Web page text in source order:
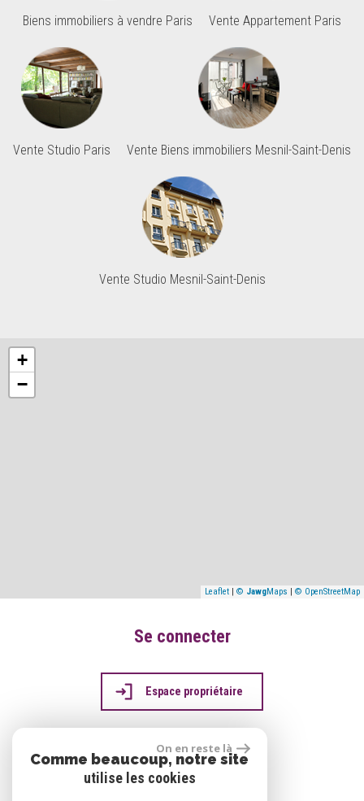
Biens immobiliers à vendre Paris Vente Appartement Paris
Vente Studio Paris Vente Biens immobiliers Mesnil-Saint-Denis
Vente Studio Mesnil-Saint-Denis
+
−
Leaflet | © JawgMaps | © OpenStreetMap
Se connecter
Espace propriétaire
réalisé par
On en reste là
Comme beaucoup, notre site
utilise les cookies